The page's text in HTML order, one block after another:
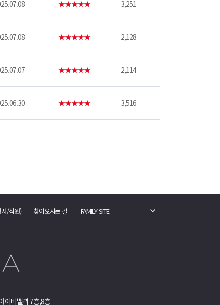
★★★★★ 3,251
★★★★★ 2,128
★★★★★ 2,114
★★★★★ 3,516
/직원) 찾아오시는 길 FAMILY SITE
이비밸리 7층,8층